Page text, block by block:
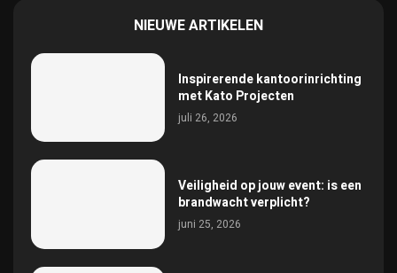
NIEUWE ARTIKELEN
Inspirerende kantoorinrichting
met Kato Projecten
juli 26, 2026
Veiligheid op jouw event: is een
brandwacht verplicht?
juni 25, 2026